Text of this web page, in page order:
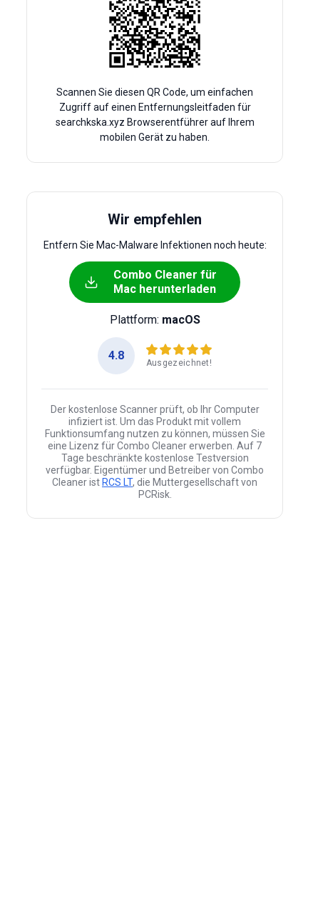
Scannen Sie diesen QR Code, um einfachen
Zugriff auf einen Entfernungsleitfaden für
searchkska.xyz Browserentführer auf Ihrem
mobilen Gerät zu haben.
Wir empfehlen
Entfern Sie Mac-Malware Infektionen noch heute:
Combo Cleaner für
Mac herunterladen
Plattform: macOS
4.8
Ausgezeichnet!
Der kostenlose Scanner prüft, ob Ihr Computer
infiziert ist. Um das Produkt mit vollem
Funktionsumfang nutzen zu können, müssen Sie
eine Lizenz für Combo Cleaner erwerben. Auf 7
Tage beschränkte kostenlose Testversion
verfügbar. Eigentümer und Betreiber von Combo
Cleaner ist RCS LT, die Muttergesellschaft von
PCRisk.